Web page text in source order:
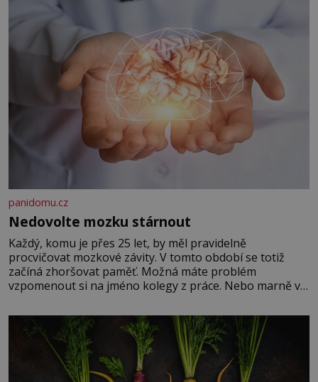
panidomu.cz
Nedovolte mozku stárnout
Každý, komu je přes 25 let, by měl pravidelně
procvičovat mozkové závity. V tomto období se totiž
začíná zhoršovat paměť. Možná máte problém
vzpomenout si na jméno kolegy z práce. Nebo marně v
Je to opravdu tak, s věkem jako kdyby se paměť
rozhodla stávkovat. Cvičte